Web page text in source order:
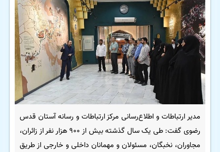
مدیر ارتباطات و اطلاع‌رسانی مرکز ارتباطات و رسانه آستان قدس
رضوی گفت: طی یک سال گذشته بیش از ۹۰۰ هزار نفر از زائران،
مجاوران، نخبگان، مسئولان و مهمانان داخلی و خارجی از طریق